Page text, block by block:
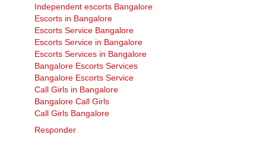
Independent escorts Bangalore
Escorts in Bangalore
Escorts Service Bangalore
Escorts Service in Bangalore
Escorts Services in Bangalore
Bangalore Escorts Services
Bangalore Escorts Service
Call Girls in Bangalore
Bangalore Call Girls
Call Girls Bangalore
Responder